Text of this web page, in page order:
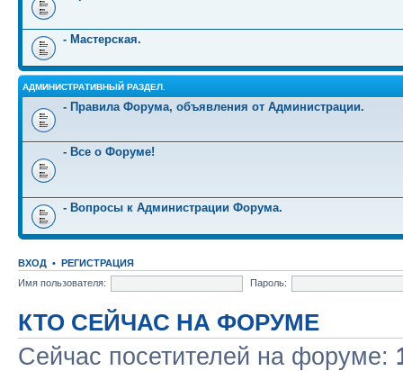
- Мастерская.
АДМИНИСТРАТИВНЫЙ РАЗДЕЛ.
- Правила Форума, объявления от Администрации.
- Все о Форуме!
- Вопросы к Администрации Форума.
ВХОД • РЕГИСТРАЦИЯ
Имя пользователя:
Пароль:
КТО СЕЙЧАС НА ФОРУМЕ
Сейчас посетителей на форуме: